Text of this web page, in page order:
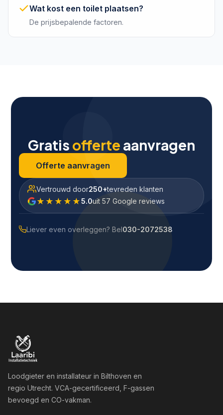
Wat kost een toilet plaatsen?
De prijsbepalende factoren.
Gratis offerte aanvragen
Offerte aanvragen
Vertrouwd door250+tevreden klanten
★★★★★5.0uit 57 Google reviews
Liever even overleggen? Bel030-2072538
Loodgieter en installateur in Bilthoven en
regio Utrecht. VCA-gecertificeerd, F-gassen
bevoegd en CO-vakman.